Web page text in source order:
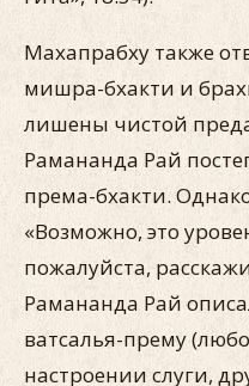
Махапрабху также
мишра-бхакти и
лишены чистой
Рамананда Рай
према-бхакти.
«Возможно, это
пожалуйста,
Рамананда Рай
ватсалья-прему
настроении слуги,